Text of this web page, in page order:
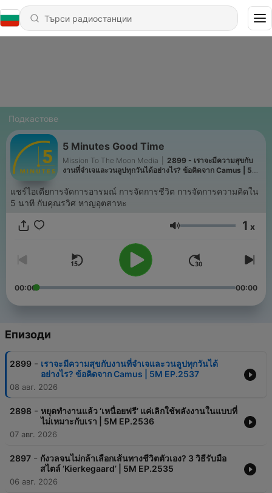
Подкастове
5 Minutes Good Time
Mission To The Moon Media
2899 - เราจะมีความสุขกับ
งานที่จำเจและวนลูปทุกวันได้อย่างไร? ข้อคิดจาก Camus | 5M
แชร์ไอเดียการจัดการอารมณ์ การจัดการชีวิต การจัดการความคิดใน
5 นาที กับคุณรวิศ หาญอุตสาหะ
Сила на звука
1 x
00:00 00:00
Епизоди
2899 - เราจะมีความสุขกับงานที่จำเจและวนลูปทุกวันได้
อย่างไร? ข้อคิดจาก Camus | 5M EP.2537
08 авг. 2026
2898 - หยุดทำงานแล้ว ‘เหนื่อยฟรี’ แค่เลิกใช้พลังงานในแบบที่
ไม่เหมาะกับเรา | 5M EP.2536
07 авг. 2026
2897 - กังวลจนไม่กล้าเลือกเส้นทางชีวิตตัวเอง? 3 วิธีรับมือ
สไตล์ ‘Kierkegaard’ | 5M EP.2535
06 авг. 2026